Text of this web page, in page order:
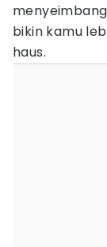
bikin kamu
haus.